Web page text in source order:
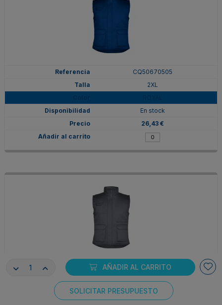
AÑADIR AL CARRITO
SOLICITAR PRESUPUESTO
CQ50670505
2XL
En stock
26,43 €
CQ50670523
2XL
PLOMO
Consentimiento de cookies